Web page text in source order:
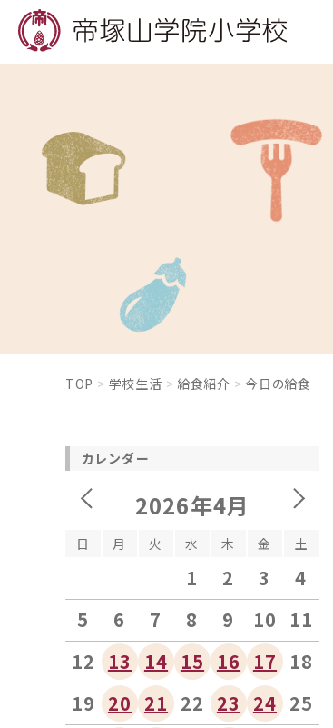
TOP 学校生活 給食紹介 今日の給食
カレンダー
2026年4月
日 月 火 水 木 金 土
1 2 3
4
5
6 7 8 9 10
11
12
13 14 15 16 17
18
19 20 21 22 23 24 25